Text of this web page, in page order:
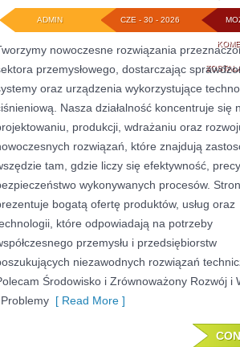
CZE - 30 - 2026
ADMIN
nowoczesne rozwiązania
przemysłowego, dostarczając
oraz urządzenia wykorzystujące
Nasza działalność koncentruje się
produkcji, wdrażaniu oraz
rozwiązań, które znajdują
tam, gdzie liczy się efektywność,
wykonywanych procesów.
bogatą ofertę produktów, usług oraz
które odpowiadają na potrzeby
przemysłu i przedsiębiorstw
niezawodnych rozwiązań
Środowisko i Zrównoważony Rozwój i
[ Read More ]